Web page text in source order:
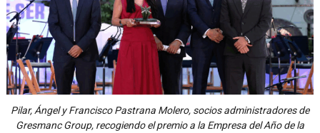
Pilar, Ángel y Francisco Pastrana Molero, socios administradores de
Gresmanc Group, recogiendo el premio a la Empresa del Año de la